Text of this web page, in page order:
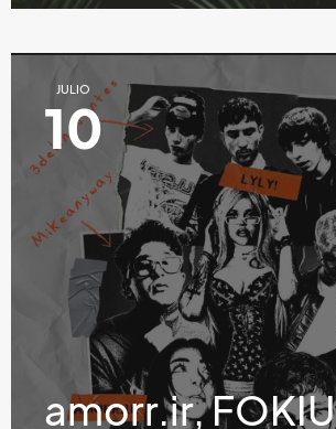
JULIO
10
amorr.ir, FOKIU